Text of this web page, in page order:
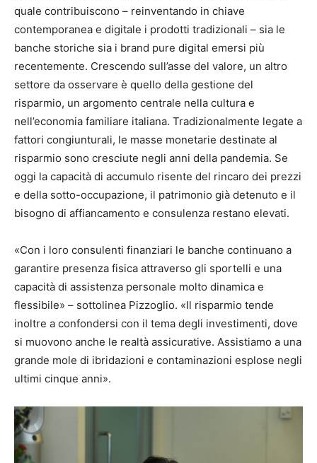
quale contribuiscono – reinventando in chiave
contemporanea e digitale i prodotti tradizionali – sia le
banche storiche sia i brand pure digital emersi più
recentemente. Crescendo sull’asse del valore, un altro
settore da osservare è quello della gestione del
risparmio, un argomento centrale nella cultura e
nell’economia familiare italiana. Tradizionalmente legate a
fattori congiunturali, le masse monetarie destinate al
risparmio sono cresciute negli anni della pandemia. Se
oggi la capacità di accumulo risente del rincaro dei prezzi
e della sotto-occupazione, il patrimonio già detenuto e il
bisogno di affiancamento e consulenza restano elevati.
«Con i loro consulenti finanziari le banche continuano a
garantire presenza fisica attraverso gli sportelli e una
capacità di assistenza personale molto dinamica e
flessibile» – sottolinea Pizzoglio. «Il risparmio tende
inoltre a confondersi con il tema degli investimenti, dove
si muovono anche le realtà assicurative. Assistiamo a una
grande mole di ibridazioni e contaminazioni esplose negli
ultimi cinque anni».